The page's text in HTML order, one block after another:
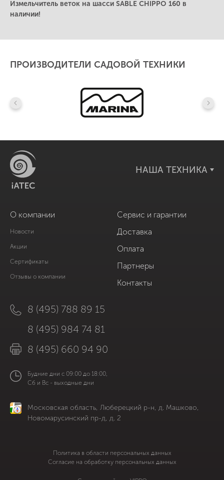
Измельчитель веток на шасси SABLE CHIPPO 160 в
наличии!
ПРОИЗВОДИТЕЛИ САДОВОЙ ТЕХНИКИ
НАША ТЕХНИКА
О компании
Новости
Акции
Сертификаты
Отзывы о компании
Сервис и гарантии
Доставка
Оплата
Партнеры
Контакты
8 (495) 788 89 15
8 (495) 984 74 81
8 (495) 660 94 90
Будние дни с 09:00 до 18:00,
Сб и Вс - выходные дни
Московская область, Люберецкий р-н, д. Машково,
Новомарусинский пр-д, д. 2
Политика в области персональных данных
Согласие на обработку персональных данных